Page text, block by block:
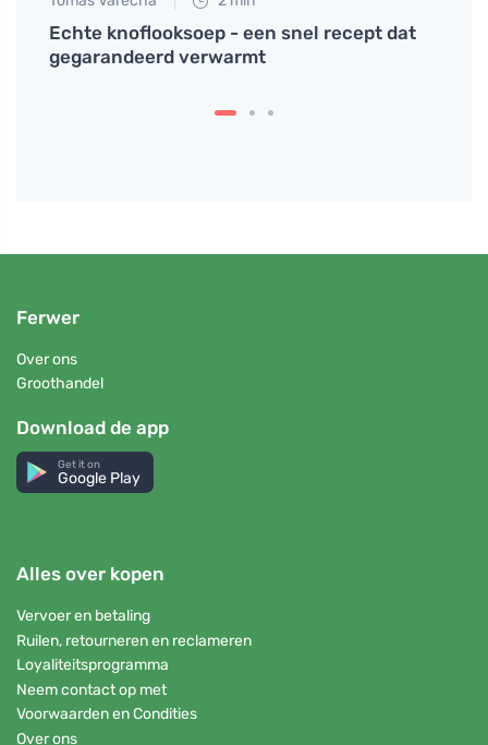
Echte knoflooksoep - een snel recept dat
gegarandeerd verwarmt
Ferwer
Over ons
Groothandel
Download de app
Get it on
Google Play
Alles over kopen
Vervoer en betaling
Ruilen, retourneren en reclameren
Loyaliteitsprogramma
Neem contact op met
Voorwaarden en Condities
Over ons